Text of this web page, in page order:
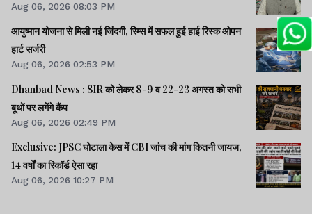
Aug 06, 2026 08:03 PM
आयुष्मान योजना से मिली नई जिंदगी, रिम्स में सफल हुई हाई रिस्क ओपन
हार्ट सर्जरी
Aug 06, 2026 02:53 PM
Dhanbad News : SIR को लेकर 8-9 व 22-23 अगस्त को सभी
बूथों पर लगेंगे कैंप
Aug 06, 2026 02:49 PM
Exclusive: JPSC घोटाला केस में CBI जांच की मांग कितनी जायज,
14 वर्षों का रिकॉर्ड ऐसा रहा
Aug 06, 2026 10:27 PM